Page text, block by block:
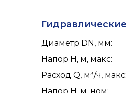
Гидравлические
Диаметр DN, мм:
Напор H, м, макс:
Расход Q, м³/ч, макс:
Напор H, м, ном: